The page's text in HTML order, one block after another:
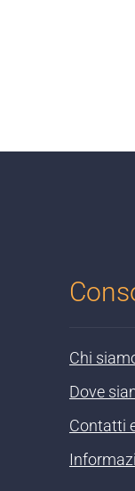
Chi
Dove
Contatti